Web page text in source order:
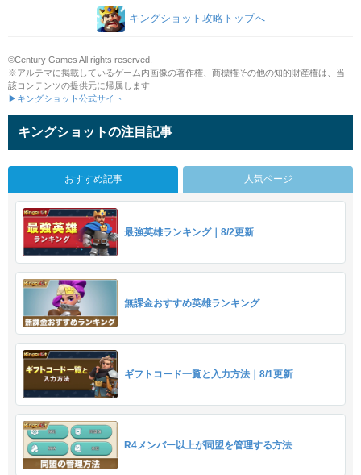
キングショット攻略トップへ
©Century Games All rights reserved.
※アルテマに掲載しているゲーム内画像の著作権、商標権その他の知的財産権は、当
該コンテンツの提供元に帰属します
▶キングショット公式サイト
キングショットの注目記事
おすすめ記事 人気ページ
最強英雄ランキング｜8/2更新
無課金おすすめ英雄ランキング
ギフトコード一覧と入力方法｜8/1更新
R4メンバー以上が同盟を管理する方法